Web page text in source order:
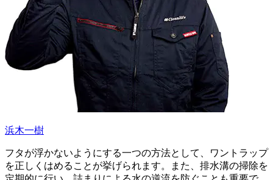
浜木一樹
フタが浮かないようにする一つの方法として、ワントラップ
を正しくはめることが挙げられます。また、排水溝の掃除を